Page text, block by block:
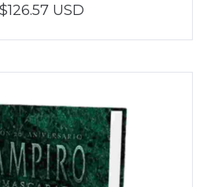
$126.57 USD